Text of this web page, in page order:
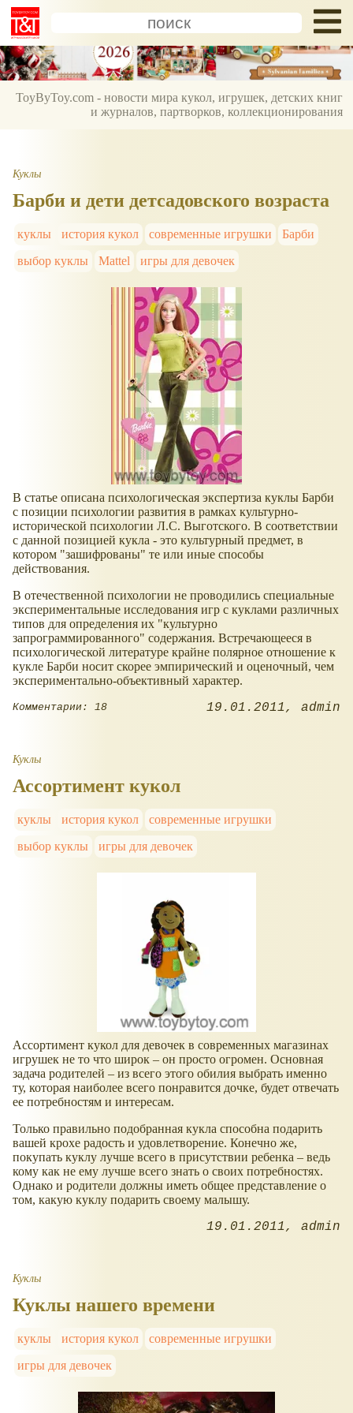
ToyByToy.com - новости мира кукол, игрушек, детских книг
и журналов, партворков, коллекционирования
Куклы
Барби и дети детсадовского возраста
куклы история кукол современные игрушки
Барби
выбор куклы
Mattel игры для девочек
В статье описана психологическая экспертиза куклы Барби
с позиции психологии развития в рамках культурно-
исторической психологии Л.С. Выготского. В соответствии
с данной позицией кукла - это культурный предмет, в
котором "зашифрованы" те или иные способы
действования.
В отечественной психологии не проводились специальные
экспериментальные исследования игр с куклами различных
типов для определения их "культурно
запрограммированного" содержания. Встречающееся в
психологической литературе крайне полярное отношение к
кукле Барби носит скорее эмпирический и оценочный, чем
экспериментально-объективный характер.
Комментарии: 18 19.01.2011 admin
Куклы
Ассортимент кукол
куклы история кукол
современные игрушки
выбор куклы
игры для девочек
Ассортимент кукол для девочек в современных магазинах
игрушек не то что широк – он просто огромен. Основная
задача родителей – из всего этого обилия выбрать именно
ту, которая наиболее всего понравится дочке, будет отвечать
ее потребностям и интересам.
Только правильно подобранная кукла способна подарить
вашей крохе радость и удовлетворение. Конечно же,
покупать куклу лучше всего в присутствии ребенка – ведь
кому как не ему лучше всего знать о своих потребностях.
Однако и родители должны иметь общее представление о
том, какую куклу подарить своему малышу.
19.01.2011 admin
Куклы
Куклы нашего времени
куклы история кукол
современные игрушки
игры для девочек